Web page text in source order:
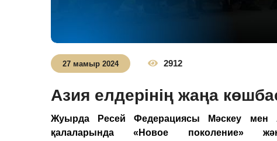
27 мамыр 2024 2912
Азия елдерінің жаңа
Жуырда Ресей Федерациясы Мәскеу мен
қалаларында «Новое поколение»